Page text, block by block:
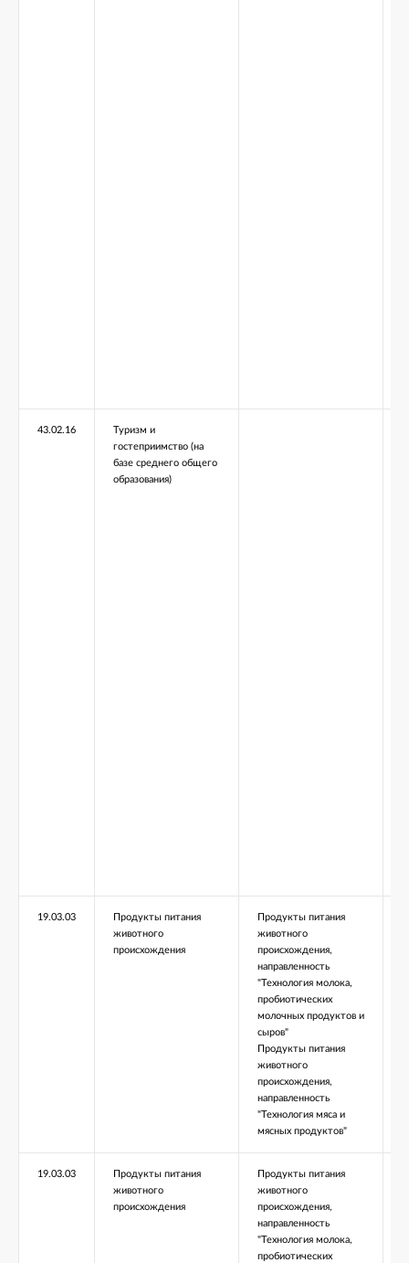
43.02.16
Туризм и
гостеприимство (на
базе среднего общего
образования)
19.03.03
Продукты питания
животного
происхождения
Продукты питания
животного
происхождения,
направленность
"Технология молока,
пробиотических
молочных продуктов и
сыров"
Продукты питания
животного
происхождения,
направленность
"Технология мяса и
мясных продуктов"
19.03.03
Продукты питания
животного
происхождения
Продукты питания
животного
происхождения,
направленность
"Технология молока,
пробиотических